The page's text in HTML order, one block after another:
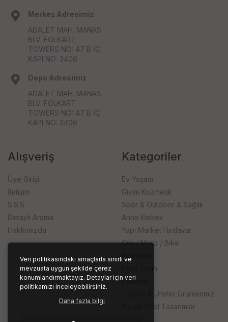
Veri politikasındaki amaçlarla sınırlı ve
mevzuata uygun şekilde çerez
konumlandırmaktayız. Detaylar için veri
politikamızı inceleyebilirsiniz.
Daha fazla bilgi
Merkez Adresimiz
ADALET MAH. MANAS
BLV. FOLKART
TOWERS NO: 47 B İÇ
KAPI NO: 3406
Depo Adresimiz
ADALET MAH. MANAS
BLV. FOLKART
TOWERS NO: 47 B İÇ
KAPI NO: 3406
Alışveriş
Üye Girişi
İletişim
S.S.S.
Detaylı Arama
Hakkımızda
Kategoriler
Ev Yaşam
Giyim Kozmetik
Spor & Outdoor & Sağlık
Anne Bebek
Yapı Market Hırdavat
Oto / Moto / Bike
Hobi Oyun
Paketler
Toptan & Üretim Ürünlerimiz
Kişiye Özel Tasarımlar